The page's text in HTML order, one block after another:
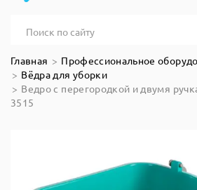
Главная
Профессиональное
Вёдра для уборки
Ведро с перегородкой и двумя
3515